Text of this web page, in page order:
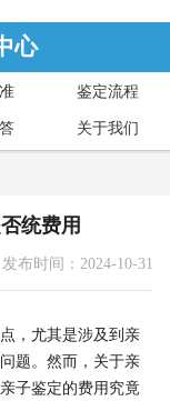
心
鉴定流程
关于我们
统费用
发布时间：2024-10-31
，尤其是涉及到亲
题。然而，关于亲
子鉴定的费用究竟